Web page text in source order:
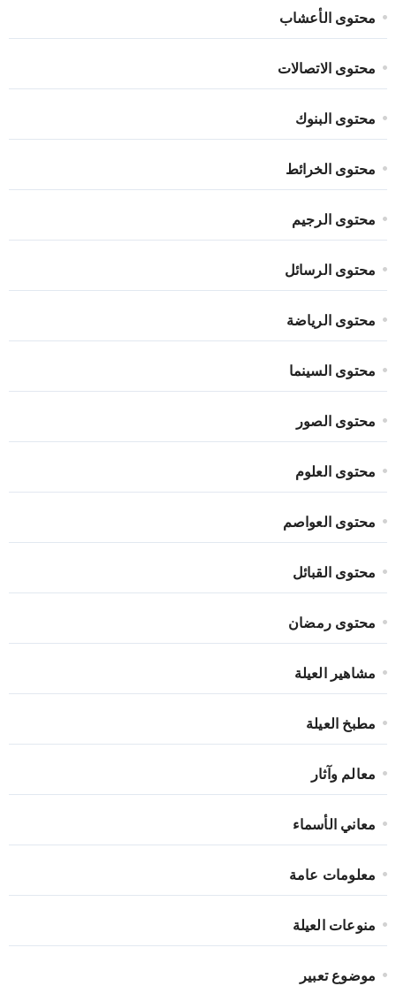
محتوى الأعشاب
محتوى الاتصالات
محتوى البنوك
محتوى الخرائط
محتوى الرجيم
محتوى الرسائل
محتوى الرياضة
محتوى السينما
محتوى الصور
محتوى العلوم
محتوى العواصم
محتوى القبائل
محتوى رمضان
مشاهير العيلة
مطبخ العيلة
معالم وآثار
معاني الأسماء
معلومات عامة
منوعات العيلة
موضوع تعبير